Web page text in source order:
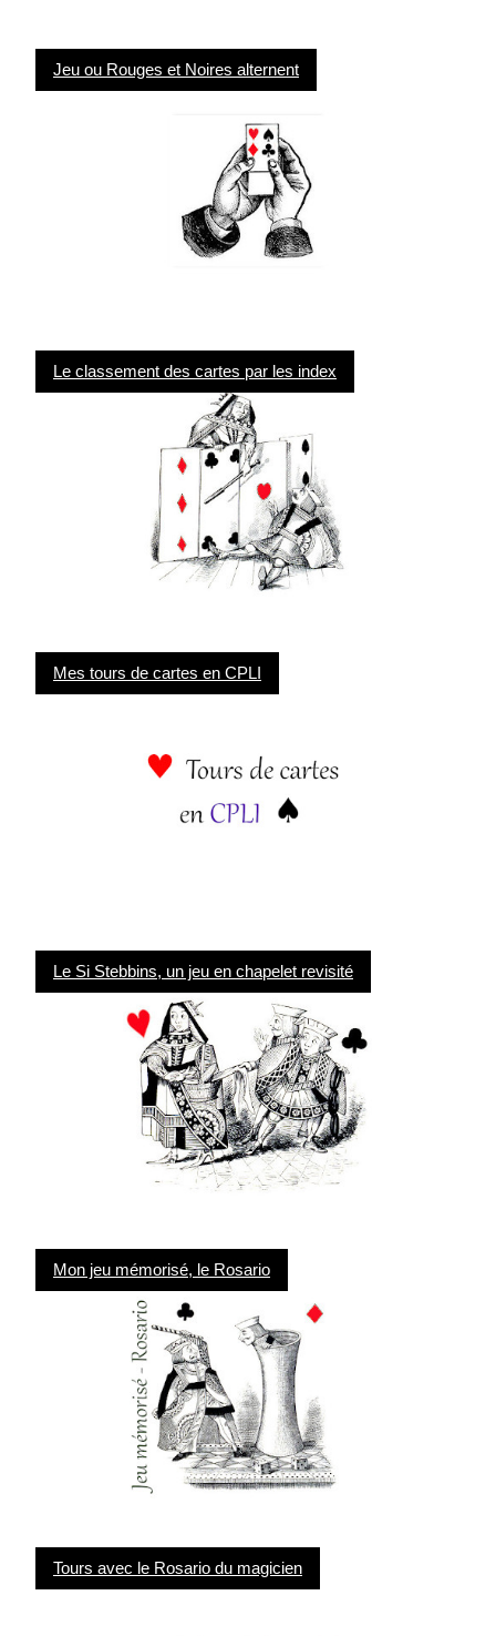
Jeu ou Rouges et Noires alternent
Le classement des cartes par les index
Mes tours de cartes en CPLI
Le Si Stebbins, un jeu en chapelet revisité
Mon jeu mémorisé, le Rosario
Tours avec le Rosario du magicien